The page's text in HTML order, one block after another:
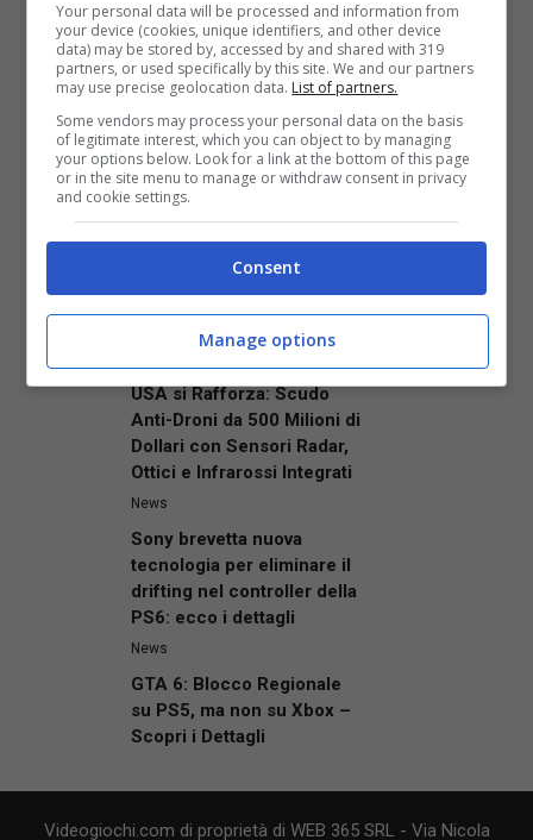
News
Nothing cambia rotta:
l’obiettivo è diventare
un’azienda ‘AI First’ per
affrontare la crisi delle
memorie
News
Apple impone limiti su Siri
AI: l’uso eccessivo
richiederà un
abbonamento a iCloud+
La Difesa dell’Air Force
USA si Rafforza: Scudo
Anti-Droni da 500 Milioni di
Dollari con Sensori Radar,
Ottici e Infrarossi Integrati
News
Sony brevetta nuova
tecnologia per eliminare il
drifting nel controller della
PS6: ecco i dettagli
News
GTA 6: Blocco Regionale
su PS5, ma non su Xbox –
Scopri i Dettagli
Videogiochi.com di proprietà di WEB 365 SRL - Via Nicola
Your personal data will be processed and information from
your device (cookies, unique identifiers, and other device
data) may be stored by, accessed by and shared with 319
partners, or used specifically by this site. We and our partners
may use precise geolocation data. List of partners.
Some vendors may process your personal data on the basis
of legitimate interest, which you can object to by managing
your options below. Look for a link at the bottom of this page
or in the site menu to manage or withdraw consent in privacy
and cookie settings.
Consent
Manage options